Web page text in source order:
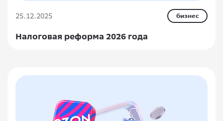
25.12.2025 бизнес
Налоговая реформа 2026 года